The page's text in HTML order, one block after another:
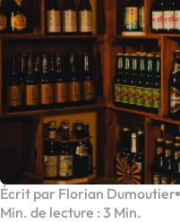
Écrit par Florian Dumoutier
Min. de lecture : 3 Min.